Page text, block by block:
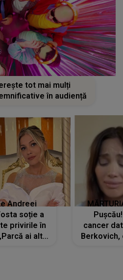
tot mai mulți
în audiență
Andreei
soție a
privirile în
ai altă
cancer
Berkovich,